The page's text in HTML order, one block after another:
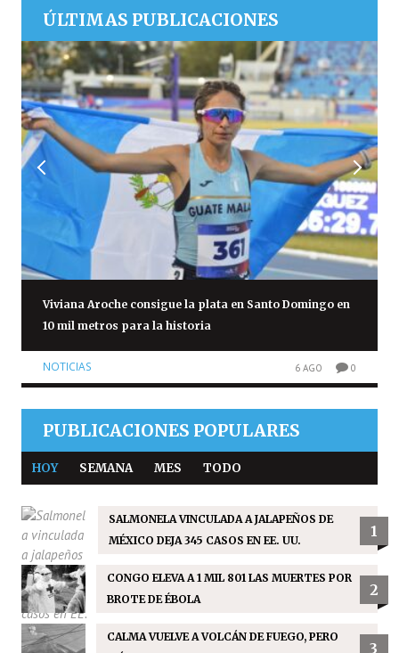
ÚLTIMAS PUBLICACIONES
Viviana Aroche consigue la plata en Santo Domingo en
10 mil metros para la historia
NOTICIAS 6 AGO 0
PUBLICACIONES POPULARES
HOY SEMANA MES TODO
SALMONELA VINCULADA A JALAPEÑOS DE
MÉXICO DEJA 345 CASOS EN EE. UU.
1
CONGO ELEVA A 1 MIL 801 LAS MUERTES POR
BROTE DE ÉBOLA
2
CALMA VUELVE A VOLCÁN DE FUEGO, PERO
3